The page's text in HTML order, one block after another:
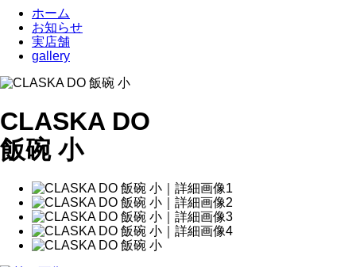
ホーム
お知らせ
実店舗
gallery
CLASKA DO
飯碗 小